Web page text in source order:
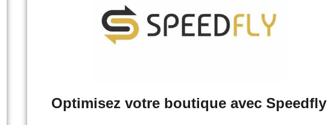
Optimisez votre boutique avec Speedfly